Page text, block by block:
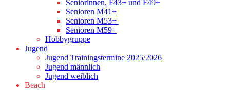
Seniorinnen, F43+ und F49+
Senioren M41+
Senioren M53+
Senioren M59+
Hobbygruppe
Jugend
Jugend Trainingstermine 2025/2026
Jugend männlich
Jugend weiblich
Beach